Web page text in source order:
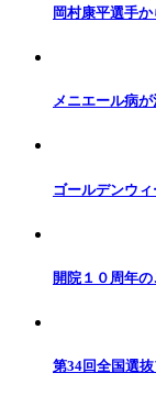
岡村康平選手
メニエール病が
ゴールデンウ
開院１０周年
第34回全国選